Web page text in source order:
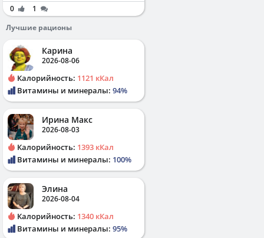
0
1
Лучшие рационы
Карина
2026-08-06
Калорийность: 1121 кКал
Витамины и минералы: 94%
Ирина Макс
2026-08-03
Калорийность: 1393 кКал
Витамины и минералы: 100%
Элина
2026-08-04
Калорийность: 1340 кКал
Витамины и минералы: 95%